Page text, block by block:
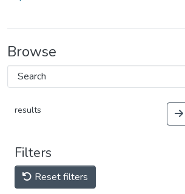
Browse
results
Filters
Reset filters